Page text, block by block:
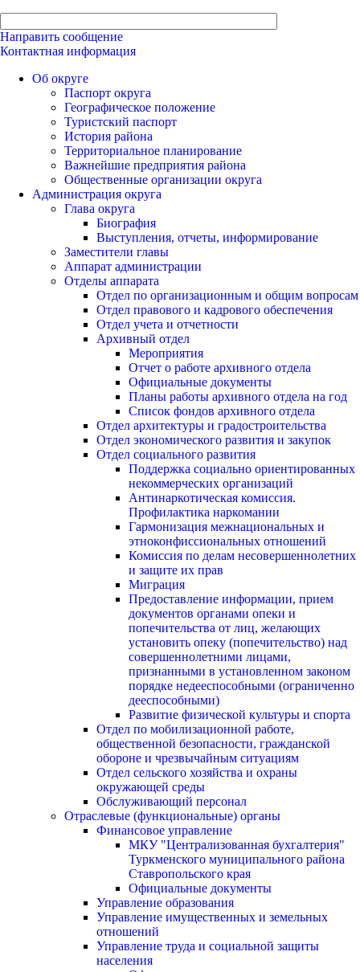
Направить сообщение
Контактная информация
Об округе
Паспорт округа
Географическое положение
Туристский паспорт
История района
Территориальное планирование
Важнейшие предприятия района
Общественные организации округа
Администрация округа
Глава округа
Биография
Выступления, отчеты, информирование
Заместители главы
Аппарат администрации
Отделы аппарата
Отдел по организационным и общим вопросам
Отдел правового и кадрового обеспечения
Отдел учета и отчетности
Архивный отдел
Мероприятия
Отчет о работе архивного отдела
Официальные документы
Планы работы архивного отдела на год
Список фондов архивного отдела
Отдел архитектуры и градостроительства
Отдел экономического развития и закупок
Отдел социального развития
Поддержка социально ориентированных
некоммерческих организаций
Антинаркотическая комиссия.
Профилактика наркомании
Гармонизация межнациональных и
этноконфиссиональных отношений
Комиссия по делам несовершеннолетних
и защите их прав
Миграция
Предоставление информации, прием
документов органами опеки и
попечительства от лиц, желающих
установить опеку (попечительство) над
совершеннолетними лицами,
признанными в установленном законом
порядке недееспособными (ограниченно
дееспособными)
Развитие физической культуры и спорта
Отдел по мобилизационной работе,
общественной безопасности, гражданской
оборонe и чрезвычайным ситуациям
Отдел сельского хозяйства и охраны
окружающей среды
Обслуживающий персонал
Отраслевые (функциональные) органы
Финансовое управление
МКУ "Централизованная бухгалтерия"
Туркменского муниципального района
Ставропольского края
Официальные документы
Управление образования
Управление имущественных и земельных
отношений
Управление труда и социальной защиты
населения